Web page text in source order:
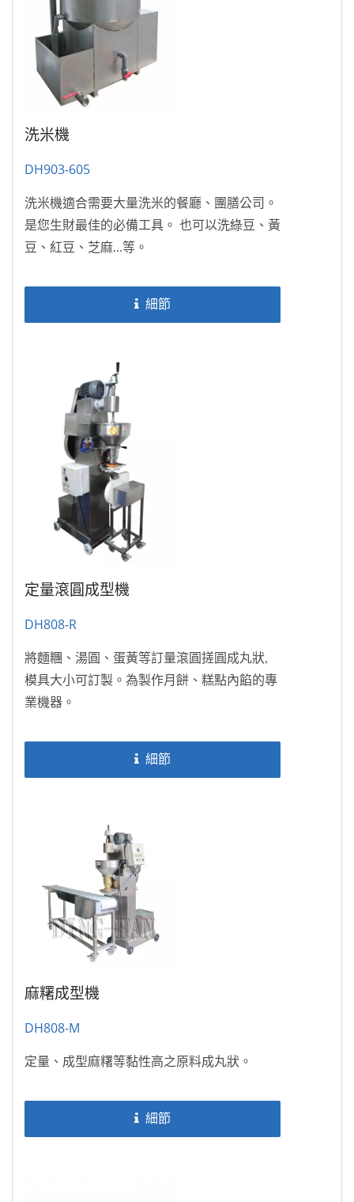
洗米機
DH903-605
洗米機適合需要大量洗米的餐廳、團膳公司。
是您生財最佳的必備工具。 也可以洗綠豆、黃
豆、紅豆、芝麻…等。
細節
定量滾圓成型機
DH808-R
將麵糰、湯圓、蛋黃等訂量滾圓搓圓成丸狀,
模具大小可訂製。為製作月餅、糕點內餡的專
業機器。
細節
麻糬成型機
DH808-M
定量、成型麻糬等黏性高之原料成丸狀。
細節